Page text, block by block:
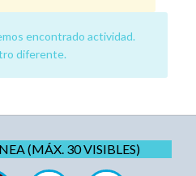
encontrado actividad.
diferente.
(MÁX. 30 VISIBLES)